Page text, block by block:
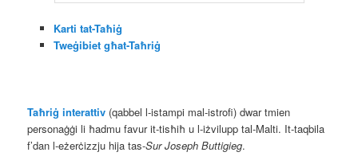
Karti tat-Taħiġ
Tweġibiet għat-Taħriġ
Taħriġ interattiv (qabbel l-istampi mal-istrofi) dwar tmien
personaġġi li ħadmu favur it-tisħiħ u l-iżvilupp tal-Malti. It-taqbila
f’dan l-eżerċizzju hija tas-Sur Joseph Buttigieg.